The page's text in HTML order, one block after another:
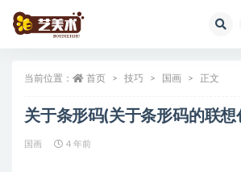
当前位置： 首页 技巧 国画 正文
关于条形码(关于条形码的联想
国画 4 年前